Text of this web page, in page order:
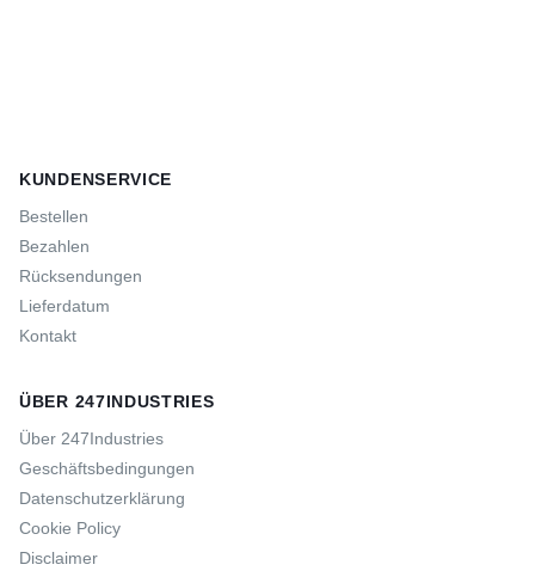
KUNDENSERVICE
Bestellen
Bezahlen
Rücksendungen
Lieferdatum
Kontakt
ÜBER 247INDUSTRIES
Über 247Industries
Geschäftsbedingungen
Datenschutzerklärung
Cookie Policy
Disclaimer